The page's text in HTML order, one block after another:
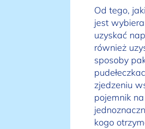
Od tego,
jest
uzyskać
również
sposoby
zjedzeniu
pojemnik
kogo